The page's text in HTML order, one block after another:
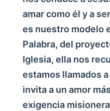
amar como él y a
es nuestro modelo
Palabra, del
Iglesia, ella nos
estamos llamados
invita a un amor
exigencia